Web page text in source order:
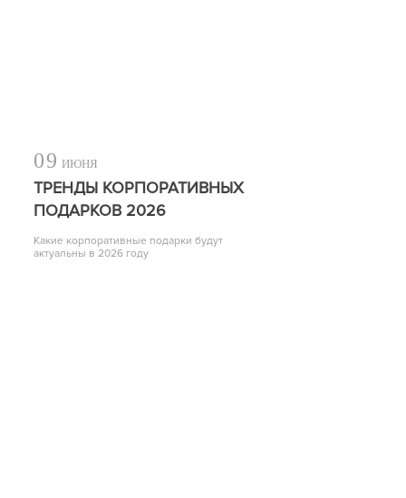
09 ИЮНЯ
ТРЕНДЫ КОРПОРАТИВНЫХ
ПОДАРКОВ 2026
Какие корпоративные подарки будут
актуальны в 2026 году